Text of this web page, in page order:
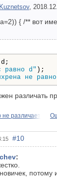
,
{ /** вот
равно d" );
не
различать
различает
#10
: